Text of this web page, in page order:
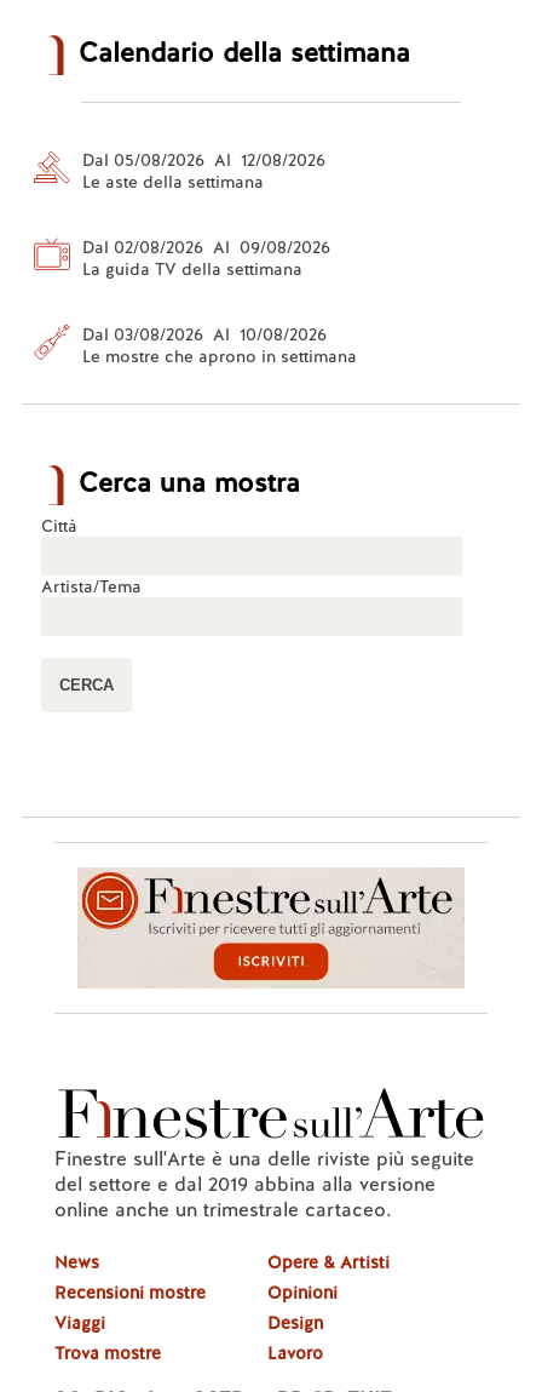
Calendario della settimana
Dal 05/08/2026 Al 12/08/2026
Le aste della settimana
Dal 02/08/2026 Al 09/08/2026
La guida TV della settimana
Dal 03/08/2026 Al 10/08/2026
Le mostre che aprono in settimana
Cerca una mostra
Città
Artista/Tema
Finestre sull'Arte è una delle riviste più seguite
del settore e dal 2019 abbina alla versione
online anche un trimestrale cartaceo.
News
Recensioni mostre
Viaggi
Trova mostre
Opere & Artisti
Opinioni
Design
Lavoro